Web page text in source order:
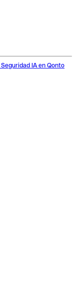
Seguridad IA en Qonto